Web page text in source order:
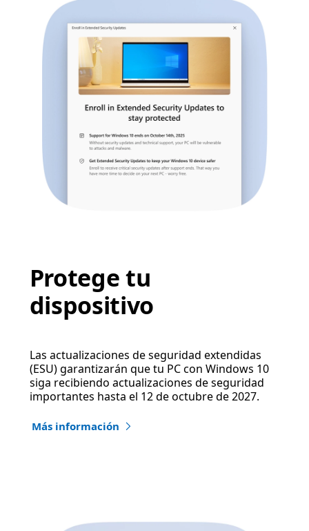
Protege tu
dispositivo
Las actualizaciones de seguridad extendidas
(ESU) garantizarán que tu PC con Windows 10
siga recibiendo actualizaciones de seguridad
importantes hasta el 12 de octubre de 2027.
Más información